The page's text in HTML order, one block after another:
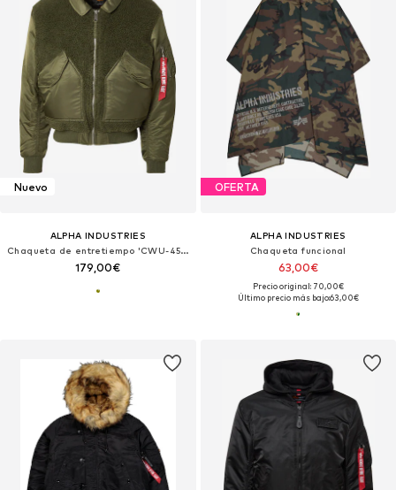
Nuevo
ALPHA INDUSTRIES
Chaqueta de entretiempo 'CWU-45/P'
179,00€
OFERTA
ALPHA INDUSTRIES
Chaqueta funcional
63,00€
Precio original: 70,00€
Último precio más bajo:63,00€